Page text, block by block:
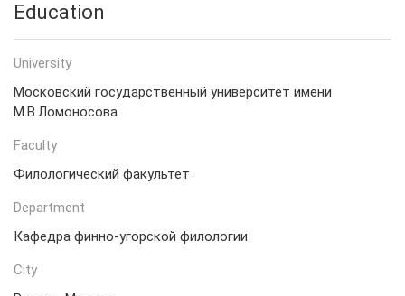
Education
University
Московский государственный университет имени
М.В.Ломоносова
Faculty
Филологический факультет
Department
Кафедра финно-угорской филологии
City